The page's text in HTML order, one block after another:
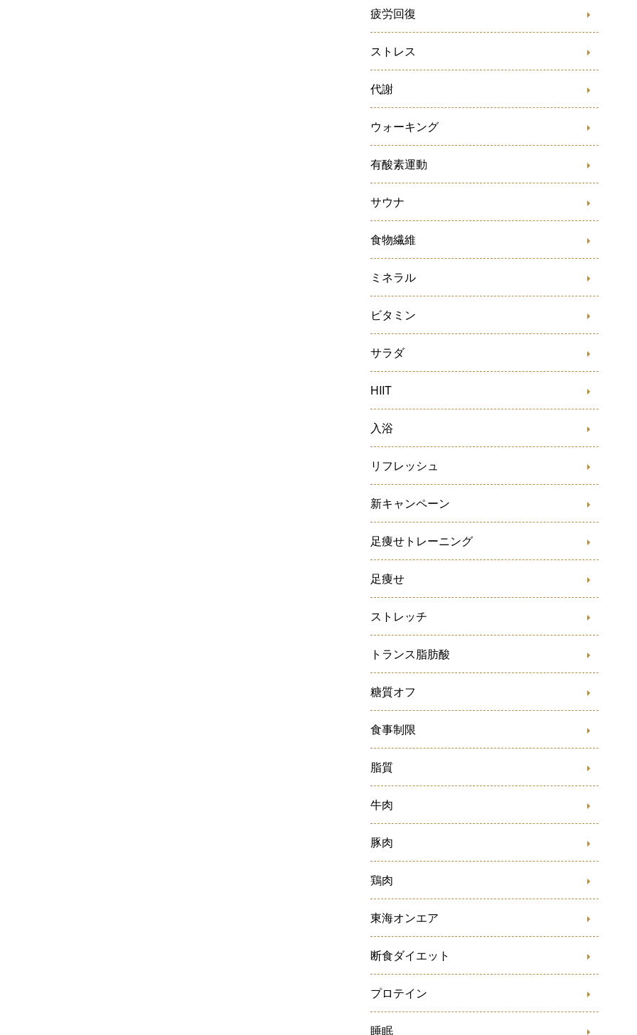
疲労回復
ストレス
代謝
ウォーキング
有酸素運動
サウナ
食物繊維
ミネラル
ビタミン
サラダ
HIIT
入浴
リフレッシュ
新キャンペーン
足痩せトレーニング
足痩せ
ストレッチ
トランス脂肪酸
糖質オフ
食事制限
脂質
牛肉
豚肉
鶏肉
東海オンエア
断食ダイエット
プロテイン
睡眠